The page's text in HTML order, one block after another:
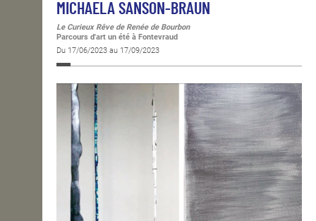
MICHAELA SANSON-BRAUN
Le Curieux Rêve de Renée de Bourbon
Parcours d'art un été à Fontevraud
Du 17/06/2023 au 17/09/2023